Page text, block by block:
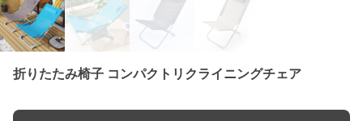
折りたたみ椅子 コンパクトリクライニングチェア